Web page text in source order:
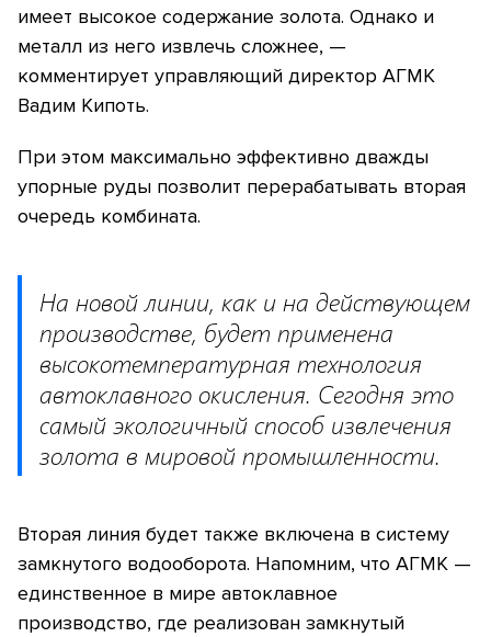
имеет высокое содержание золота. Однако и
металл из него извлечь сложнее, —
комментирует управляющий директор АГМК
Вадим Кипоть.
При этом максимально эффективно дважды
упорные руды позволит перерабатывать вторая
очередь комбината.
На новой линии, как и на действующем
производстве, будет применена
высокотемпературная технология
автоклавного окисления. Сегодня это
самый экологичный способ извлечения
золота в мировой промышленности.
Вторая линия будет также включена в систему
замкнутого водооборота. Напомним, что АГМК —
единственное в мире автоклавное
производство, где реализован замкнутый